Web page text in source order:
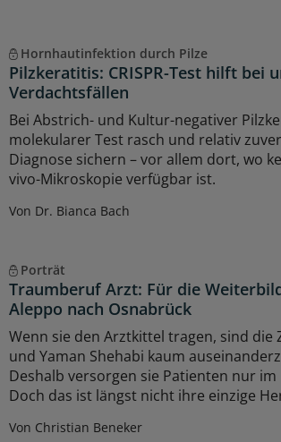
Hornhautinfektion durch Pilze
Pilzkeratitis: CRISPR-Test hilft bei
Verdachtsfällen
Bei Abstrich- und Kultur-negativer
molekularer Test rasch und relativ
Diagnose sichern – vor allem dort, wo
vivo-Mikroskopie verfügbar ist.
Von Dr. Bianca Bach
Porträt
Traumberuf Arzt: Für die
Aleppo nach Osnabrück
Wenn sie den Arztkittel tragen, sind die
und Yaman Shehabi kaum
Deshalb versorgen sie Patienten nur im
Doch das ist längst nicht ihre einzige
Von Christian Beneker